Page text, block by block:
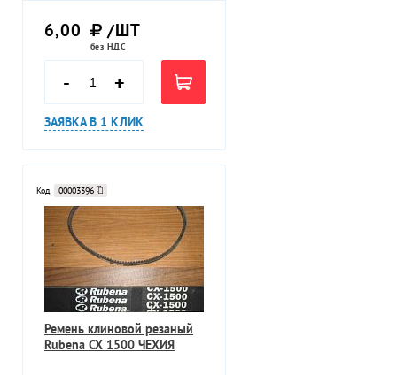
6,00 /ШТ
без НДС
- +
ЗАЯВКА В 1 КЛИК
Код: 00003396
Ремень клиновой резаный
Rubena CX 1500 ЧЕХИЯ